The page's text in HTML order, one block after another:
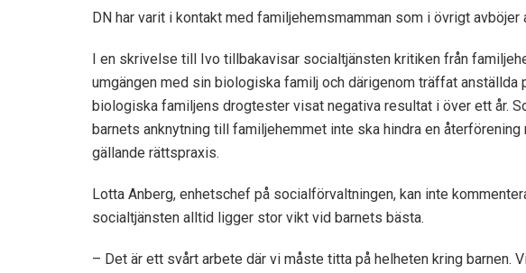
DN har varit i kontakt med familjehemsmamman som i övrigt avböjer
I en skrivelse till Ivo tillbakavisar socialtjänsten kritiken från
umgängen med sin biologiska familj och därigenom träffat anställda
biologiska familjens drogtester visat negativa resultat i över ett år.
barnets anknytning till familjehemmet inte ska hindra en
gällande rättspraxis.
Lotta Anberg, enhetschef på socialförvaltningen, kan inte
socialtjänsten alltid ligger stor vikt vid barnets bästa.
– Det är ett svårt arbete där vi måste titta på helheten kring barnen.